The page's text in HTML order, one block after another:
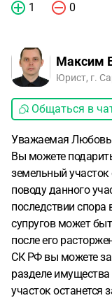
1 0
Максим
Юрист, г.
Общаться в
Уважаемая Любовь
Вы можете
земельный участок
поводу данного
последствии
супругов может
после его
СК РФ вы можете
разделе
участок останется